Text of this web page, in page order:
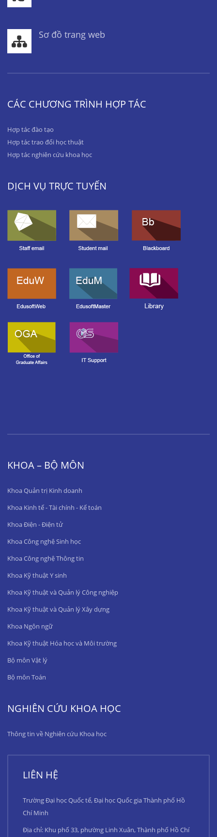
Sơ đồ trang web
CÁC CHƯƠNG TRÌNH HỢP TÁC
Hợp tác đào tạo
Hợp tác trao đổi học thuật
Hợp tác nghiên cứu khoa học
DỊCH VỤ TRỰC TUYẾN
KHOA – BỘ MÔN
Khoa Quản trị Kinh doanh
Khoa Kinh tế - Tài chính - Kế toán
Khoa Điện - Điện tử
Khoa Công nghệ Sinh học
Khoa Công nghệ Thông tin
Khoa Kỹ thuật Y sinh
Khoa Kỹ thuật và Quản lý Công nghiệp
Khoa Kỹ thuật và Quản lý Xây dựng
Khoa Ngôn ngữ
Khoa Kỹ thuật Hóa học và Môi trường
Bộ môn Vật lý
Bộ môn Toán
NGHIÊN CỨU KHOA HỌC
Thông tin về Nghiên cứu Khoa học
LIÊN HỆ
Trường Đại học Quốc tế, Đại học Quốc gia Thành phố Hồ
Chí Minh
Địa chỉ: Khu phố 33, phường Linh Xuân, Thành phố Hồ Chí